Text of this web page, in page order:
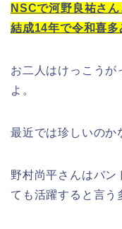
NSCで河野良祐さ
結成14年で令和喜多
お二人はけっこうが
よ。
最近では珍しいのか
野村尚平さんはバン
ても活躍すると言う